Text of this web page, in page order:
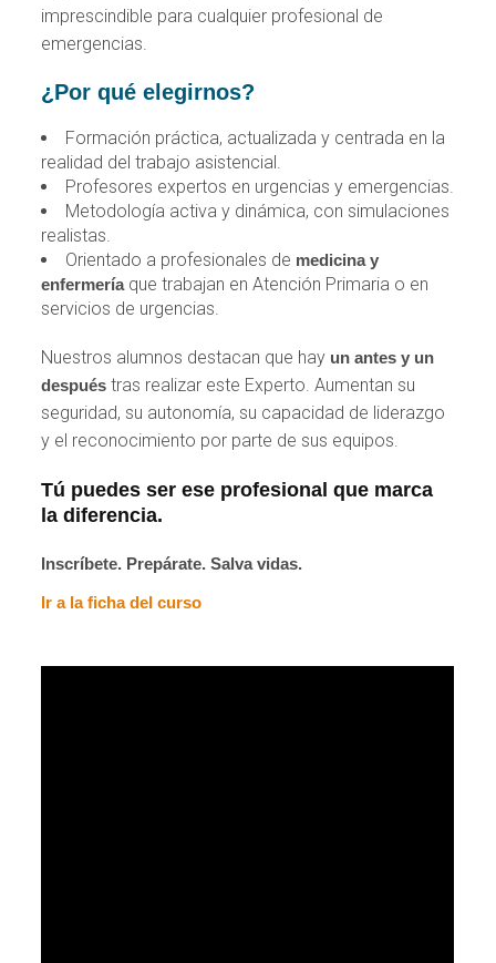
imprescindible para cualquier profesional de
emergencias.
¿Por qué elegirnos?
Formación práctica, actualizada y centrada en la
realidad del trabajo asistencial.
Profesores expertos en urgencias y emergencias.
Metodología activa y dinámica, con simulaciones
realistas.
Orientado a profesionales de medicina y
enfermeríaque trabajan en Atención Primaria o en
servicios de urgencias.
Nuestros alumnos destacan que hay un antes y un
después tras realizar este Experto. Aumentan su
seguridad, su autonomía, su capacidad de liderazgo
y el reconocimiento por parte de sus equipos.
Tú puedes ser ese profesional que marca
la diferencia.
Inscríbete. Prepárate. Salva vidas.
Ir a la ficha del curso